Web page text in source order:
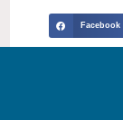
Facebook